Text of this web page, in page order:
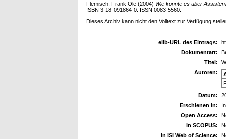
Flemisch, Frank Ole (2004) Wie könnte es über
ISBN 3-18-091864-0. ISSN 0083-5560.
Dieses Archiv kann nicht den Volltext zur Verfügung
elib-URL des Eintrags:
Dokumentart:
Titel:
Autoren:
Datum:
Erschienen in:
Open Access:
In SCOPUS:
In ISI Web of Science: